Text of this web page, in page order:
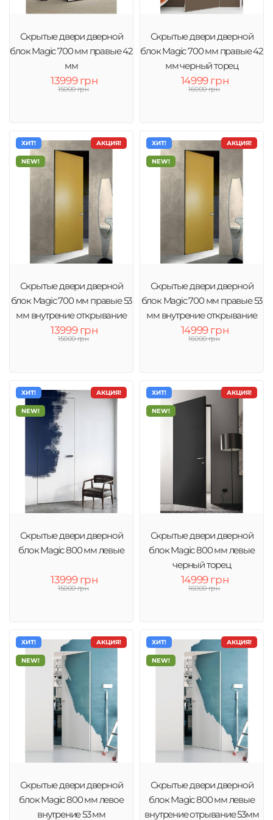
Скрытые двери дверной
блок Magic 700 мм правые 42
мм
13999 грн
15000 грн
Скрытые двери дверной
блок Magic 700 мм правые 42
мм черный торец
14999 грн
16000 грн
АКЦИЯ!
ХИТ!
NEW!
Скрытые двери дверной
блок Magic 700 мм правые 53
мм внутрение открывание
13999 грн
15000 грн
АКЦИЯ!
ХИТ!
NEW!
Скрытые двери дверной
блок Magic 700 мм правые 53
мм внутрение открывание
черный торец
14999 грн
16000 грн
АКЦИЯ!
ХИТ!
NEW!
Скрытые двери дверной
блок Magic 800 мм левые
13999 грн
15000 грн
АКЦИЯ!
ХИТ!
NEW!
Скрытые двери дверной
блок Magic 800 мм левые
черный торец
14999 грн
16000 грн
АКЦИЯ!
ХИТ!
NEW!
Скрытые двери дверной
блок Magic 800 мм левое
внутрение 53 мм
АКЦИЯ!
ХИТ!
NEW!
Скрытые двери дверной
блок Magic 800 мм левые
внутрение отрывание 53мм